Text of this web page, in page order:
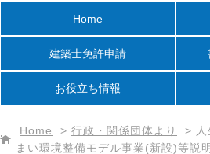
Home
建築士免許申請
お役立ち情報
Home > 行政・関係団体より >
まい環境整備モデル事業(新設)等説